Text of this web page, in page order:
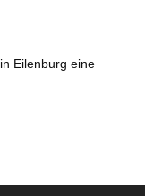
Eilenburg eine